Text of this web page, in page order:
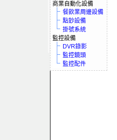
商業自動化設備
餐飲業周邊設備
點鈔設備
掛號系統
監控設備
DVR錄影
監控鏡頭
監控配件